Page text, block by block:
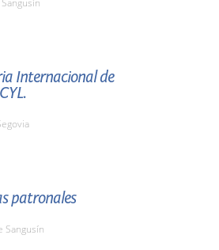
Internacional de
patronales
Sangusín